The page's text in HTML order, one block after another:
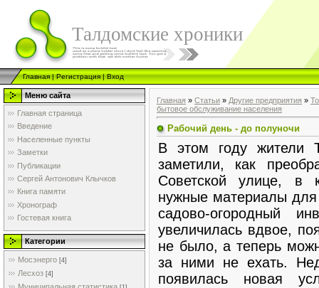
Талдомские хроники
Главная|Регистрация|Вход
Меню сайта
Главная страница
Введение
Населенные пункты
Заметки
Публикации
Сергей Антонович Клычков
Книга памяти
Хронограф
Гостевая книга
Категории
Мосэнерго [4]
Лесхоз [4]
Главная » Статьи » Другие предприятия »
бытовое обслуживание населения
Рабочий день - до полуночи
В этом году жители
заметили, как
Советской улице, в
нужные материалы для
садово-огородный
увеличилась вдвое,
не было, а теперь
за ними не ехать.
появилась новая